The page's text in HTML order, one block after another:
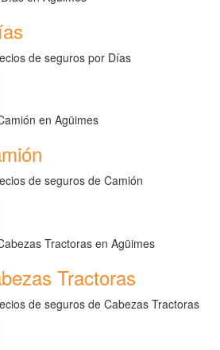
de seguros por Días
de seguros de Camión
Tractoras
de seguros de Cabezas Tractoras